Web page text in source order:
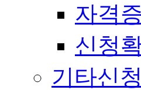
자격
신청
기타신